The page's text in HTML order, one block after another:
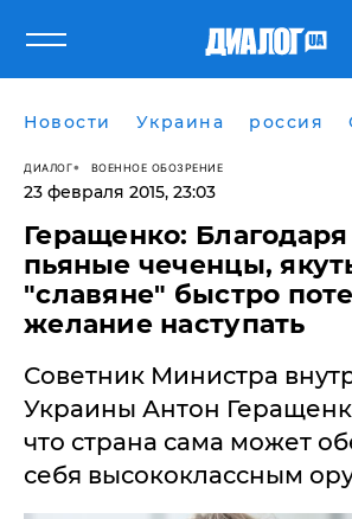
Новости Украина россия
ДИАЛОГ ВОЕННОЕ ОБОЗРЕНИЕ
23 февраля 2015, 23:03
Геращенко:
пьяные чеченцы,
"славяне" быстро
желание наступать
Советник Министра
Украины Антон
что страна сама может
себя высококлассным